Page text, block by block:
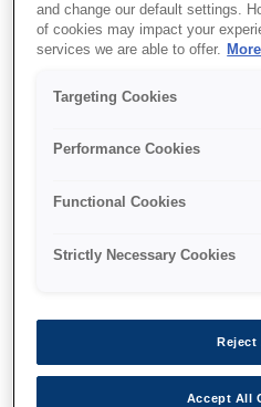
and change our default settings.
of cookies may impact your
services we are able to offer.
Targeting Cookies
Performance Cookies
Functional Cookies
Strictly Necessary Cookies
Reject
Accept All